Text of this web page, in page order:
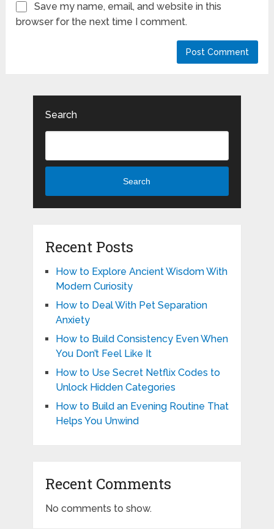
Save my name, email, and website in this
browser for the next time I comment.
Search
Search
Recent Posts
How to Explore Ancient Wisdom With
Modern Curiosity
How to Deal With Pet Separation
Anxiety
How to Build Consistency Even When
You Don’t Feel Like It
How to Use Secret Netflix Codes to
Unlock Hidden Categories
How to Build an Evening Routine That
Helps You Unwind
Recent Comments
No comments to show.